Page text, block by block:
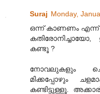
Suraj Monday,
ഒന്ന് കാണണം
കണ്ടൂ ?
നോവലുകളും
മിക്കപ്പോഴും
കണ്ടിട്ടുള്ളൂ.